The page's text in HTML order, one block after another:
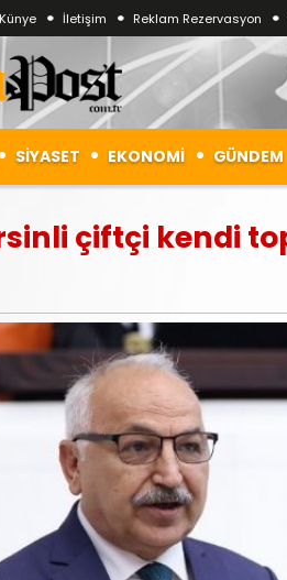
Künye İletişim Reklam Rezervasyon
SİYASET EKONOMİ GÜNDEM
çiftçi kendi